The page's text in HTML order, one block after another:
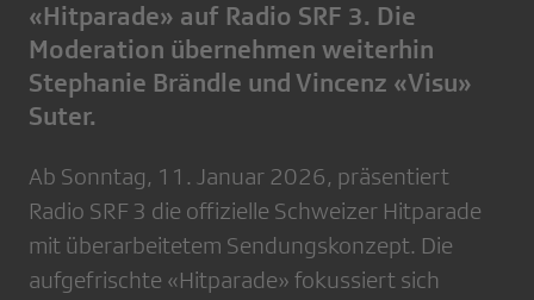
«Hitparade» auf Radio SRF 3. Die
Moderation übernehmen weiterhin
Stephanie Brändle und Vincenz «Visu»
Suter.
Ab Sonntag, 11. Januar 2026, präsentiert
Radio SRF 3 die offizielle Schweizer Hitparade
mit überarbeitetem Sendungskonzept. Die
aufgefrischte «Hitparade» fokussiert sich